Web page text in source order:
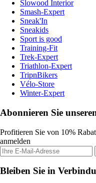
Slowood Interior
Smash-Expert
Sneak'In
Sneakids
Sport is good
Training-Fit
Trek-Expert
Triathlon-Expert
TripnBikers
Vélo-Store
Winter-Expert
Abonnieren Sie
Profitieren Sie von 10%
anmelden
Bleiben Sie in